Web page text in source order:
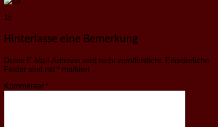
15
Hinterlasse eine Bemerkung
Deine E-Mail-Adresse wird nicht veröffentlicht. Erforderliche
Felder sind mit * markiert
Kommentar *